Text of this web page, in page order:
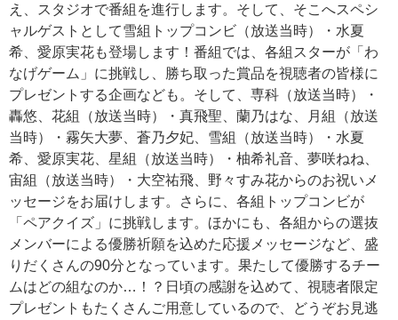
え、スタジオで番組を進行します。そして、そこへスペシ
ャルゲストとして雪組トップコンビ（放送当時）・水夏
希、愛原実花も登場します！番組では、各組スターが「わ
なげゲーム」に挑戦し、勝ち取った賞品を視聴者の皆様に
プレゼントする企画なども。そして、専科（放送当時）・
轟悠、花組（放送当時）・真飛聖、蘭乃はな、月組（放送
当時）・霧矢大夢、蒼乃夕妃、雪組（放送当時）・水夏
希、愛原実花、星組（放送当時）・柚希礼音、夢咲ねね、
宙組（放送当時）・大空祐飛、野々すみ花からのお祝いメ
ッセージをお届けします。さらに、各組トップコンビが
「ペアクイズ」に挑戦します。ほかにも、各組からの選抜
メンバーによる優勝祈願を込めた応援メッセージなど、盛
りだくさんの90分となっています。果たして優勝するチー
ムはどの組なのか…！？日頃の感謝を込めて、視聴者限定
プレゼントもたくさんご用意しているので、どうぞお見逃